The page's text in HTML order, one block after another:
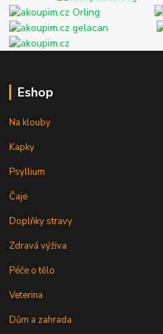
Eshop
Na klouby
Kapky
Psyllium
Čaje
Doplňky stravy
Zdravá výživa
Péče o tělo
Veterina
Dům a zahrada